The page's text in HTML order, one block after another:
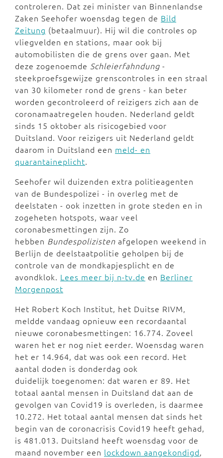
controleren. Dat zei minister van Binnenlandse
Zaken Seehofer woensdag tegen de Bild
Zeitung (betaalmuur). Hij wil die controles op
vliegvelden en stations, maar ook bij
automobilisten die de grens over gaan. Met
deze zogenoemde Schleierfahndung -
steekproefsgewijze grenscontroles in een straal
van 30 kilometer rond de grens - kan beter
worden gecontroleerd of reizigers zich aan de
coronamaatregelen houden. Nederland geldt
sinds 15 oktober als risicogebied voor
Duitsland. Voor reizigers uit Nederland geldt
daarom in Duitsland een meld- en
quarantaineplicht.
Seehofer wil duizenden extra politieagenten
van de Bundespolizei - in overleg met de
deelstaten - ook inzetten in grote steden en in
zogeheten hotspots, waar veel
coronabesmettingen zijn. Zo
hebben Bundespolizisten afgelopen weekend in
Berlijn de deelstaatpolitie geholpen bij de
controle van de mondkapjesplicht en de
avondklok. Lees meer bij n-tv.de en Berliner
Morgenpost
Het Robert Koch Institut, het Duitse RIVM,
meldde vandaag opnieuw een recordaantal
nieuwe coronabesmettingen: 16.774. Zoveel
waren het er nog niet eerder. Woensdag waren
het er 14.964, dat was ook een record. Het
aantal doden is donderdag ook
duidelijk toegenomen: dat waren er 89. Het
totaal aantal mensen in Duitsland dat aan de
gevolgen van Covid19 is overleden, is daarmee
10.272. Het totaal aantal mensen dat sinds het
begin van de coronacrisis Covid19 heeft gehad,
is 481.013. Duitsland heeft woensdag voor de
maand november een lockdown aangekondigd,